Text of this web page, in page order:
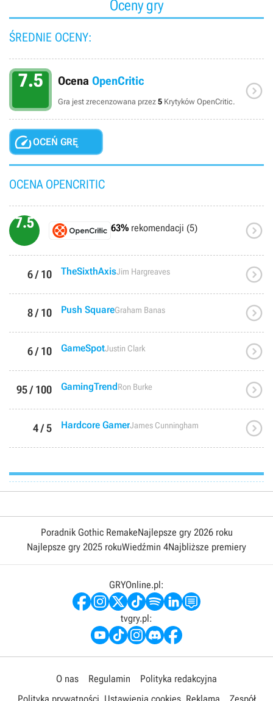
Oceny gry
ŚREDNIE OCENY:
7.5 Ocena OpenCritic
Gra jest zrecenzowana przez 5 Krytyków OpenCritic. 
OCEŃ GRĘ
OCENA OPENCRITIC
7.5 63% rekomendacji (5) 
6 / 10 TheSixthAxisJim Hargreaves 
8 / 10 Push SquareGraham Banas 
6 / 10 GameSpotJustin Clark 
95 / 100 GamingTrendRon Burke 
4 / 5 Hardcore GamerJames Cunningham 
Poradnik Gothic RemakeNajlepsze gry 2026 roku
Najlepsze gry 2025 rokuWiedźmin 4Najbliższe premiery
GRYOnline.pl:
tvgry.pl:
O nas Regulamin
Polityka redakcyjna